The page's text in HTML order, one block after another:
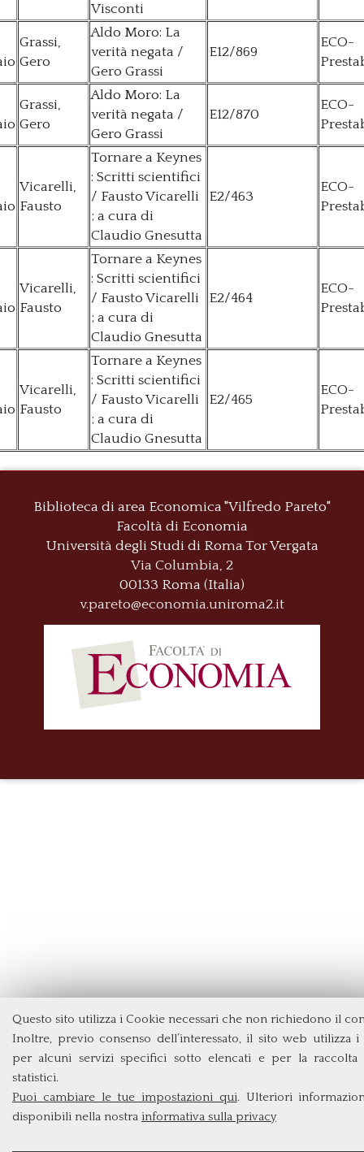
Questo sito utilizza i Cookie necessari che non richiedono il
Inoltre, previo consenso dell’interessato, il sito web utilizza i
per alcuni servizi specifici sotto elencati e per la raccolta
statistici.
Puoi cambiare le tue impostazioni qui. Ulteriori
disponibili nella nostra informativa sulla privacy
Visconti
Grassi,
Gero
Aldo Moro: La
verità negata /
Gero Grassi
E12/869
ECO-
Grassi,
Gero
Aldo Moro: La
verità negata /
Gero Grassi
E12/870
ECO-
Vicarelli,
Fausto
Tornare a Keynes
: Scritti scientifici
/ Fausto Vicarelli
; a cura di
Claudio Gnesutta
E2/463
ECO-
Vicarelli,
Fausto
Tornare a Keynes
: Scritti scientifici
/ Fausto Vicarelli
; a cura di
Claudio Gnesutta
E2/464
ECO-
Vicarelli,
Fausto
Tornare a Keynes
: Scritti scientifici
/ Fausto Vicarelli
; a cura di
Claudio Gnesutta
E2/465
ECO-
Biblioteca di area Economica "Vilfredo Pareto"
Facoltà di Economia
Università degli Studi di RomaTor Vergata
Via Columbia, 2
00133 Roma (Italia)
v.pareto@economia.uniroma2.it